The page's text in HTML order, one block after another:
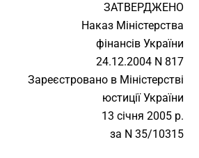
ЗАТВЕРДЖЕНО
Наказ Міністерства
фінансів України
24.12.2004 N 817
Зареєстровано в Міністерстві
юстиції України
13 січня 2005 р.
за N 35/10315